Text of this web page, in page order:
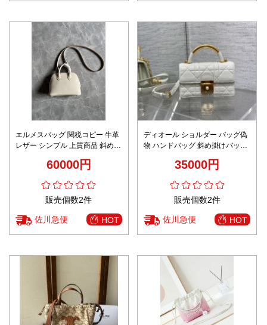
エルメスバッグ 関税コピー 牛革
レザー シンプル 上質商品 斜め掛
60000円
販売個数2件
佐川急便 HOT
ディオール ショルダー バッグ偽
物 ハンドバッグ 斜め掛けバッグ
35000円
販売個数2件
佐川急便 HOT